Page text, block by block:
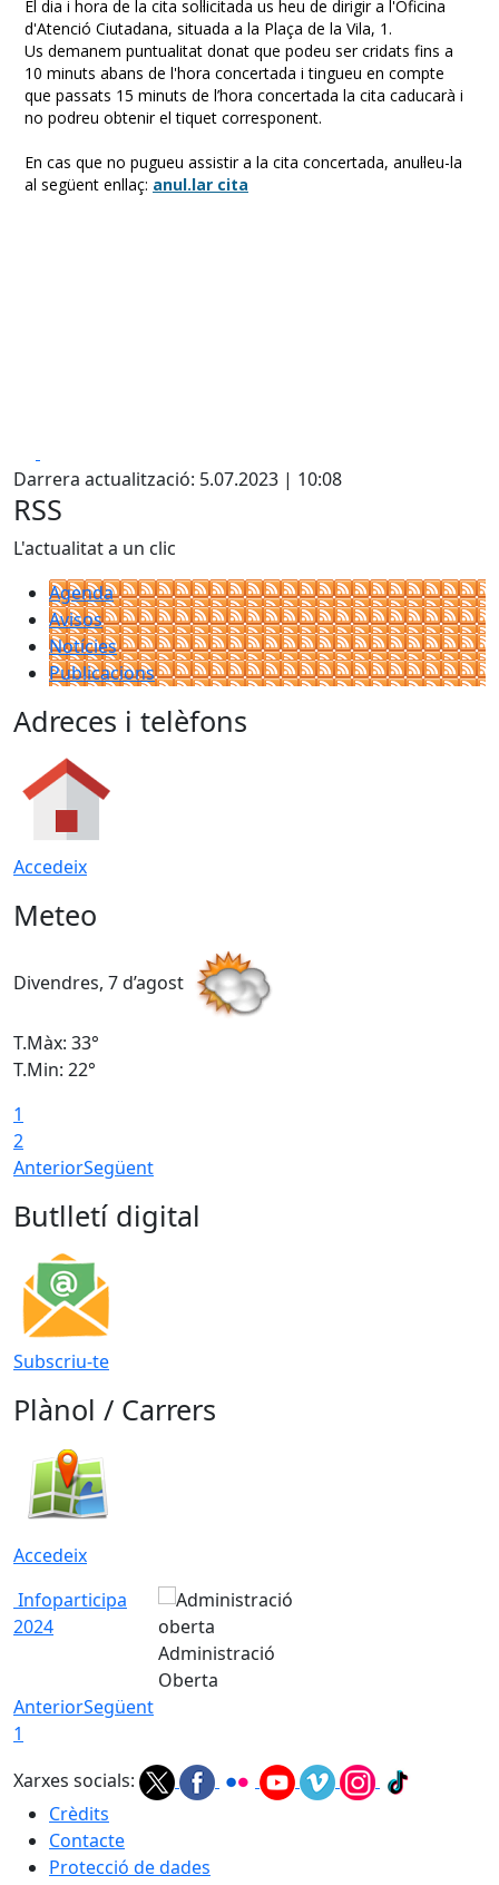
Darrera actualització: 5.07.2023 | 10:08
RSS
L'actualitat a un clic
Agenda
Avisos
Notícies
Publicacions
Adreces i telèfons
Accedeix
Meteo
Divendres, 7 d’agost
T.Màx: 33°
T.Min: 22°
1
2
AnteriorSegüent
Butlletí digital
Subscriu-te
Plànol / Carrers
Accedeix
Infoparticipa
2024
Administració
Oberta
AnteriorSegüent
1
Xarxes socials:
Crèdits
Contacte
Protecció de dades